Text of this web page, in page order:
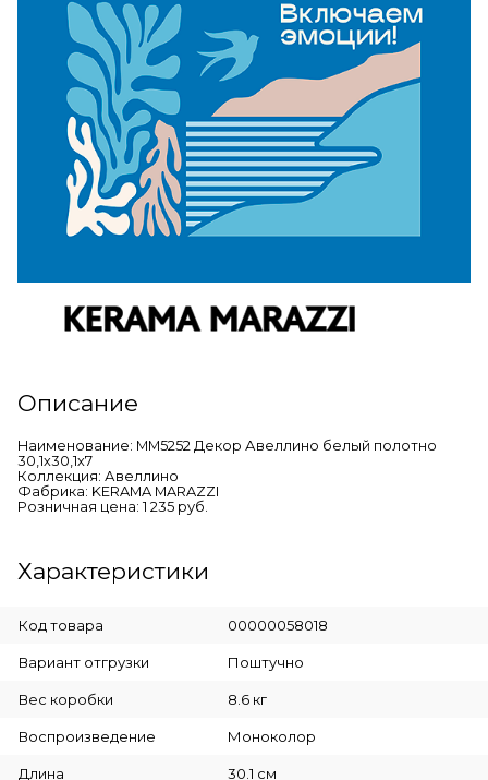
Описание
Наименование: MM5252 Декор Авеллино белый полотно
30,1х30,1х7
Коллекция: Авеллино
Фабрика: KERAMA MARAZZI
Розничная цена: 1 235 руб.
Характеристики
Код товара 00000058018
Вариант отгрузки Поштучно
Вес коробки 8.6 кг
Воспроизведение Моноколор
Длина 30.1 см